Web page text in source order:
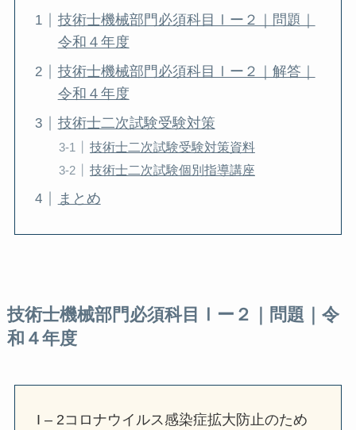
技術士機械部門必須科目Ⅰー２｜問題｜
令和４年度
技術士機械部門必須科目Ⅰー２｜解答｜
令和４年度
技術士二次試験受験対策
技術士二次試験受験対策資料
技術士二次試験個別指導講座
まとめ
技術士機械部門必須科目Ⅰー２｜問題｜令
和４年度
I – 2コロナウイルス感染症拡大防止のため